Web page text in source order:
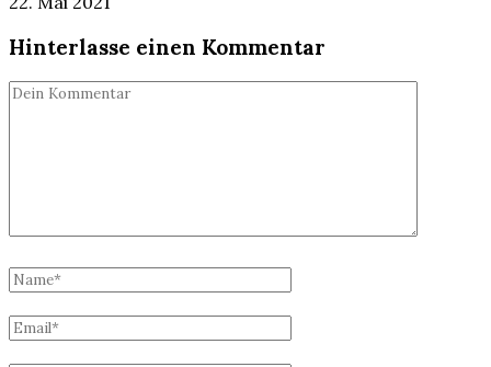
Hinterlasse einen Kommentar